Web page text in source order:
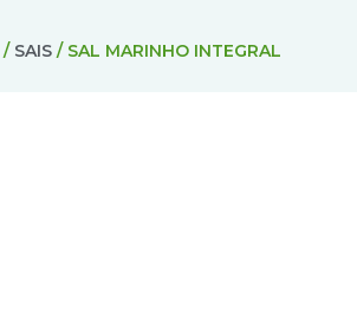
/ SAIS / SAL MARINHO INTEGRAL